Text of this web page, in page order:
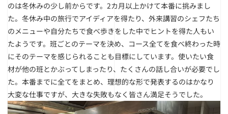
のは冬休みの少し前からです。2カ月以上かけて本番に挑みまし
た。冬休み中の旅行でアイディアを得たり、外来講習のシェフたち
のメニューや自分たちで食べ歩きをした中でヒントを得た人もい
たようです。班ごとのテーマを決め、コース全てを食べ終わった時
にそのテーマを感じられることも目標にしています。使いたい食
材が他の班とかぶってしまったり、たくさんの話し合いが必要でし
た。本番までに全てをまとめ、理想的な形で発表するのはかなり
大変な仕事ですが、大きな失敗もなく皆さん満足そうでした。